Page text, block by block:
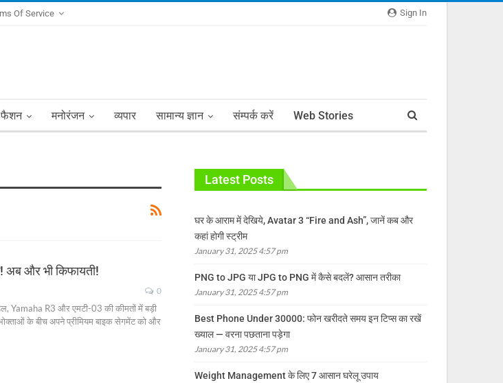
Sign In
Of Service
फैशन मनोरंजन व्यपार सामान्य ज्ञान संम्पर्क करें Web Stories
और भी किफायती!
0
Yamaha R3 और एमटी-03 की कीमतों में बड़ी
के बीच अपने प्रीमियम बाइक सेगमेंट को और
Latest Posts
घर के आराम में देखिये, Avatar 3 “Fire and Ash”, जानें कब और
कहां होगी स्ट्रीम
January 31, 2025 4:57 pm
PNG to JPG या JPG to PNG में कैसे बदलें? आसान तरीका
January 31, 2025 4:57 pm
Best Phone Under 30000: फोन खरीदते समय इन टिप्स का रखें
ख्याल — वरना पछताना पड़ेगा
January 31, 2025 4:57 pm
Weight Management के लिए 7 आसान घरेलू उपाय